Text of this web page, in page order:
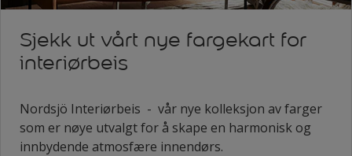
Sjekk ut vårt nye fargekart for
interiørbeis
Nordsjö Interiørbeis - vår nye kolleksjon av farger
som er nøye utvalgt for å skape en harmonisk og
innbydende atmosfære innendørs.